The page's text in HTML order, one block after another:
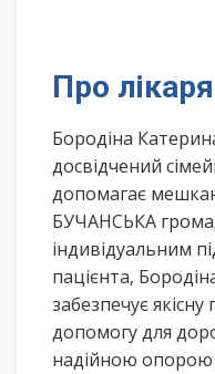
Про лікаря
Бородіна
досвідчений
допомагає
БУЧАНСЬКА
індивідуальним
пацієнта,
забезпечує
допомогу для
надійною опорою